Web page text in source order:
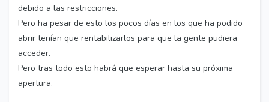
debido a las restricciones.
Pero ha pesar de esto los pocos días en los que ha podido
abrir tenían que rentabilizarlos para que la gente pudiera
acceder.
Pero tras todo esto habrá que esperar hasta su próxima
apertura.